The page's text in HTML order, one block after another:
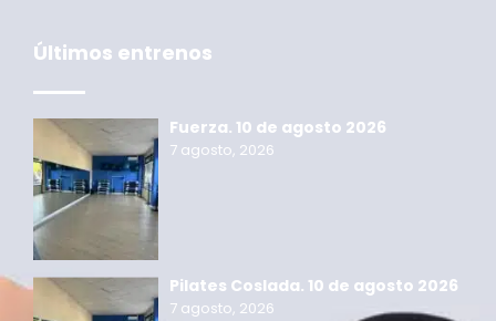
Últimos entrenos
Fuerza. 10 de agosto 2026
7 agosto, 2026
Pilates Coslada. 10 de agosto 2026
7 agosto, 2026